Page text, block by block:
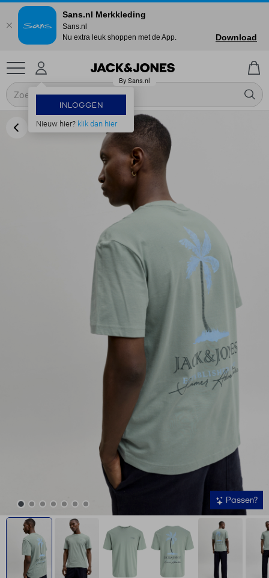
INLOGGEN
Nieuw hier? klik dan hier
Passen?
Sans.nl Merkkleding
Sans.nl
Nu extra leuk shoppen met de App.
Download